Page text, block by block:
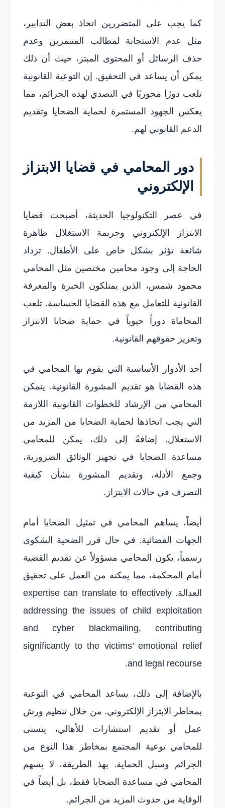
كما يجب على المتضررين اتخاذ بعض التدابير،
مثل عدم الاستجابة لمطالب المتنمرين وعدم
حذف الرسائل أو المحتوى المبتز، حيث أن ذلك
يمكن أن يساعد في التحقيق. إن التوعية القانونية
تلعب دورًا محوريًا في التصدي لهذه الجرائم، مما
يعكس الجهود المستمرة لحماية الضحايا وتقديم
الدعم القانوني لهم.
دور المحامي في قضايا الابتزاز
الإلكتروني
في عصر التكنولوجيا الحديثة، أصبحت قضايا
الابتزاز الإلكتروني وجريمة الاستغلال ظاهرة
شائعة تؤثر بشكل خاص على الأطفال. تزداد
الحاجة إلى وجود محامين مختصين مثل المحامي
محمود شمس، الذين يمتلكون الخبرة والمعرفة
القانونية للتعامل مع هذه القضايا الحساسة. تلعب
المحاماة دوراً حيوياً في حماية ضحايا الابتزاز
وتعزيز حقوقهم القانونية.
أحد الأدوار الأساسية التي يقوم بها المحامي في
هذه القضايا هو تقديم المشورة القانونية. يتمكن
المحامي من الإرشاد للخطوات القانونية اللازمة
التي يجب اتخاذها لحماية الضحايا من المزيد من
الاستغلال. إضافةً إلى ذلك، يمكن للمحامي
مساعدة الضحايا في تجهيز الوثائق الضرورية،
وجمع الأدلة، وتقديم المشورة بشأن كيفية
التصرف في حالات الابتزاز.
أيضاً، يساهم المحامي في تمثيل الضحايا أمام
الجهات القضائية. في حال قرر الضحية الشكوى
رسمياً، يكون المحامي مسؤولاً عن تقديم القضية
أمام المحكمة، مما يمكنه من العمل على تحقيق
العدالة. expertise can translate to effectively
addressing the issues of child exploitation
and cyber blackmailing, contributing
significantly to the victims’ emotional relief
and legal recourse.
بالإضافة إلى ذلك، يساعد المحامي في التوعية
بمخاطر الابتزاز الإلكتروني. من خلال تنظيم ورش
عمل أو تقديم استشارات للأهالي، يتسنى
للمحامي توعية المجتمع بمخاطر هذا النوع من
الجرائم وسبل الحماية. بهذ الطريقة، لا يسهم
المحامي في مساعدة الضحايا فقط، بل أيضاً في
الوقاية من حدوث المزيد من الجرائم.